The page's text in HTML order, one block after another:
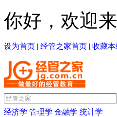
你好，欢迎
设为首页 | 经管之家首页 | 收藏本
经济学 管理学 金融学 统计学